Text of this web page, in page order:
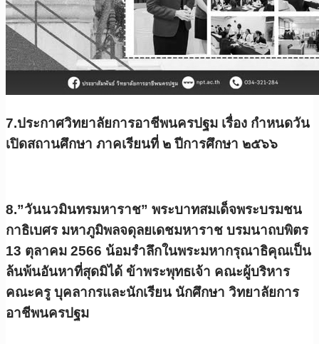
7.ประกาศวิทยาลัยการอาชีพนครปฐม เรื่อง กำหนดวัน
เปิดสถานศึกษา ภาคเรียนที่ ๒ ปีการศึกษา ๒๕๖๖
8.”วันนวมินทรมหาราช” พระบาทสมเด็จพระบรมชน
กาธิเบศร มหาภูมิพลจดุลยเดชมหาราช บรมนาถบพิตร
13 ตุลาคม 2566 น้อมรำลึกในพระมหากรุณาธิคุณเป็น
ล้นพ้นอันหาที่สุดมิได้ ข้าพระพุทธเจ้า คณะผู้บริหาร
คณะครู บุคลากรและนักเรียน นักศึกษา วิทยาลัยการ
อาชีพนครปฐม